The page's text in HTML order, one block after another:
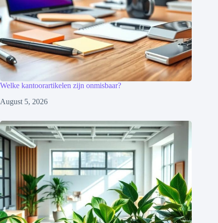
Welke kantoorartikelen zijn onmisbaar?
August 5, 2026